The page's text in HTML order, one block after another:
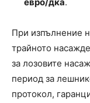
евро/дка.
При изпълнение
трайното
за лозовите
период за
протокол,